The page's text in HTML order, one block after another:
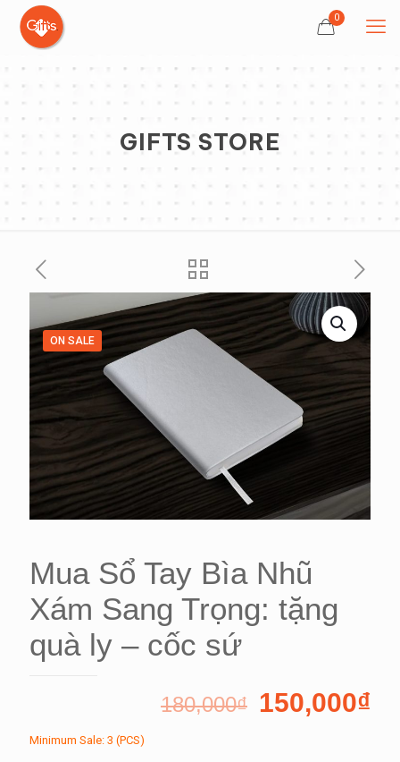
0
GIFTS STORE
ON SALE
Mua Sổ Tay Bìa Nhũ
Xám Sang Trọng: tặng
quà ly – cốc sứ
180,000₫ 150,000₫
Minimum Sale: 3 (PCS)